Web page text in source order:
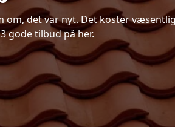
om, det var nyt. Det koster
gode tilbud på her.